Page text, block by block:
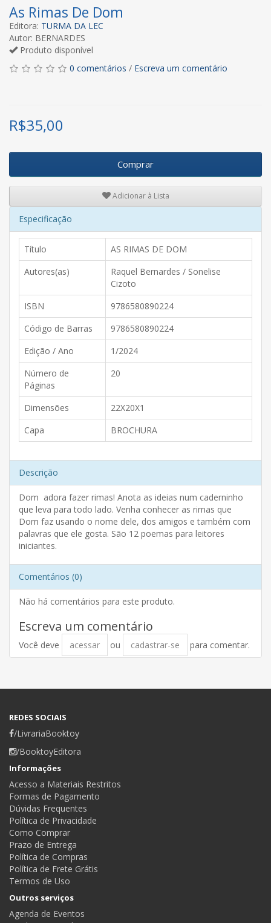
As Rimas De Dom
Editora: TURMA DA LEC
Autor: BERNARDES
Produto disponível
0 comentários / Escreva um comentário
R$35,00
Comprar
Adicionar à Lista
Especificação
Título
AS RIMAS DE DOM
Autores(as)
Raquel Bernardes / Sonelise
Cizoto
ISBN
9786580890224
Código de Barras
9786580890224
Edição / Ano
1/2024
Número de
Páginas
20
Dimensões
22X20X1
Capa
BROCHURA
Descrição
Dom adora fazer rimas! Anota as ideias num caderninho
que leva para todo lado. Venha conhecer as rimas que
Dom faz usando o nome dele, dos amigos e também com
palavras que ele gosta. São 12 poemas para leitores
iniciantes.
Comentários (0)
Não há comentários para este produto.
Escreva um comentário
Você deve acessar ou cadastrar-se para comentar.
REDES SOCIAIS
/LivrariaBooktoy
/BooktoyEditora
Informações
Acesso a Materiais Restritos
Formas de Pagamento
Dúvidas Frequentes
Política de Privacidade
Como Comprar
Prazo de Entrega
Política de Compras
Política de Frete Grátis
Termos de Uso
Outros serviços
Agenda de Eventos